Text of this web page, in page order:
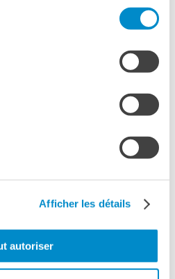
Afficher les détails
autoriser
DELF-​DALF
la vostra competenza